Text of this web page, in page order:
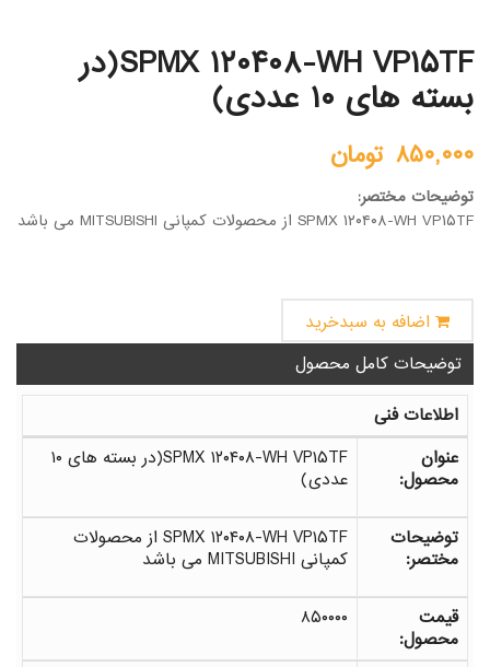
SPMX ۱۲۰۴۰۸-WH VP۱۵TF(در
بسته های ۱۰ عددی)
۸۵۰,۰۰۰ تومان
توضیحات مختصر:
SPMX ۱۲۰۴۰۸-WH VP۱۵TF از محصولات کمپانی MITSUBISHI می باشد
اضافه به سبدخرید
توضیحات کامل محصول
اطلاعات فنی
عنوان
محصول:
SPMX ۱۲۰۴۰۸-WH VP۱۵TF(در بسته های ۱۰
عددی)
توضیحات
مختصر:
SPMX ۱۲۰۴۰۸-WH VP۱۵TF از محصولات
کمپانی MITSUBISHI می باشد
قیمت
محصول:
۸۵۰۰۰۰